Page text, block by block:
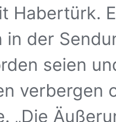
Habertürk.
der
seien
verbergen
„Die